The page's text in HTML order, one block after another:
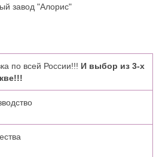
завод "Алорис"
по всей России!!! И выбор из 3-х